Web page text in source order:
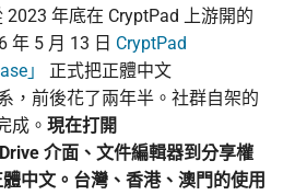
年底在 CryptPad 上游開的
年 5 月 13 日 CryptPad
」
正式把正體中文
，前後花了兩年半。社群自架的
成。 現在打開
介面、文件編輯器到分享權
中文。台灣、香港、澳門的使用